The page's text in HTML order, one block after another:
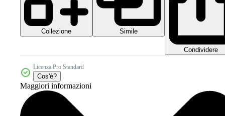
Collezione Simile
Condividere
Licenza Pro Standard
Cos'è?
Maggiori informazioni